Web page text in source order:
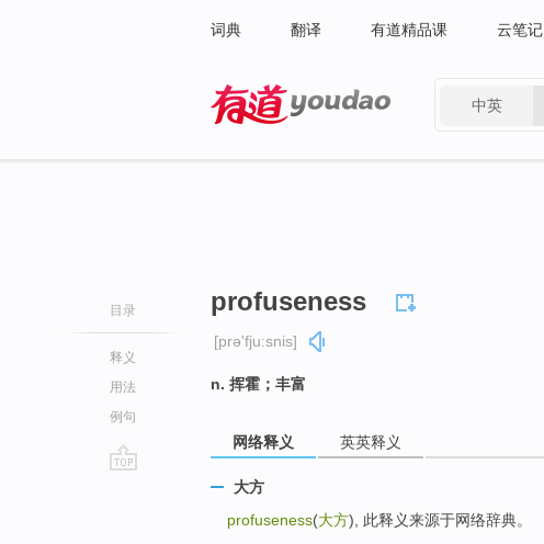
词典 翻译 有道精品课 云笔记
中英
目录
释义
用法
例句
profuseness
[prə'fju:snis]
n. 挥霍；丰富
网络释义 英英释义
大方
profuseness(大方), 此释义来源于网络辞典。